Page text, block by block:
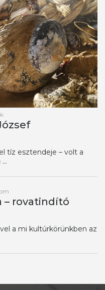
tíz esztendeje – volt a
– rovatindító
a mi kultúrkörünkben az